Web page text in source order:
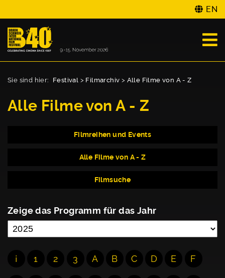
EN
Sie sind hier: Festival > Filmarchiv > Alle Filme von A - Z
Alle Filme von A - Z
Filmreihen und Events
Alle Filme von A - Z
Filmsuche
Zeige das Programm für das Jahr
¡ 1 2 3 A B C D E F